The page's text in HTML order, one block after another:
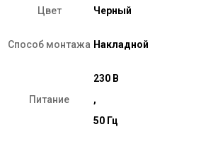
Цвет Черный
Способ монтажа Накладной
Питание
230 В
,
50 Гц